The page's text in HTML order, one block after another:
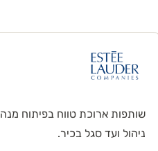
שותפות ארוכת טווח בפיתוח
ניהול ועד סגל בכיר.